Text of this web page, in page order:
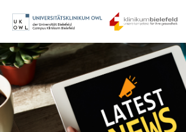
Login
Benutzername
Passwort